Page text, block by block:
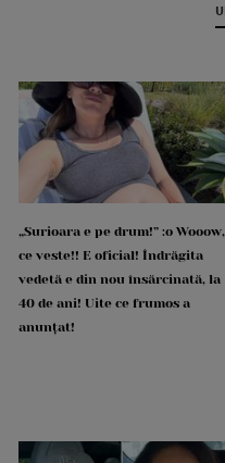
„Surioara e pe drum!” :o Wooow,
ce veste!! E oficial! Îndrăgita
vedetă e din nou însărcinată, la
40 de ani! Uite ce frumos a
anunțat!